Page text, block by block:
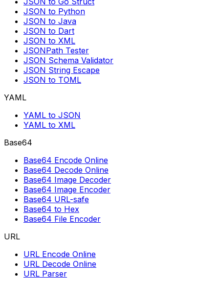
JSON to Python
JSON to Java
JSON to Dart
JSON to XML
JSONPath Tester
JSON Schema Validator
JSON String Escape
JSON to TOML
YAML
YAML to JSON
YAML to XML
Base64
Base64 Encode Online
Base64 Decode Online
Base64 Image Decoder
Base64 Image Encoder
Base64 URL-safe
Base64 to Hex
Base64 File Encoder
URL
URL Encode Online
URL Decode Online
URL Parser